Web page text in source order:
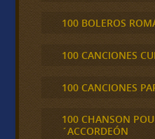
100 BOLEROS
100 CANCIONES
100 CANCIONES
100 CHANSON
´ACCORDEÓN